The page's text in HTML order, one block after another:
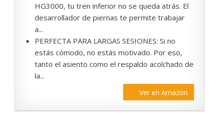
HG3000, tu tren inferior no se queda atrás. El
desarrollador de piernas te permite trabajar
a...
PERFECTA PARA LARGAS SESIONES: Si no
estás cómodo, no estás motivado. Por eso,
tanto el asiento como el respaldo acolchado de
la...
Ver en Amazon